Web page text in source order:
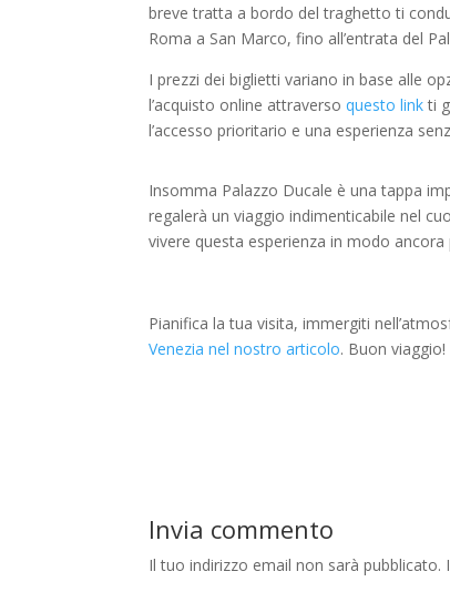
breve tratta a bordo del traghetto ti
Roma a San Marco, fino all’entrata del
I prezzi dei biglietti variano in base alle
l’acquisto online attraverso questo linkti
l’accesso prioritario e una esperienza
Insomma Palazzo Ducale è una tappa
regalerà un viaggio indimenticabile nel
vivere questa esperienza in modo
Pianifica la tua visita, immergiti
Venezia nel nostro articolo. Buon viaggio!
Invia commento
Il tuo indirizzo email non sarà pubblicato.